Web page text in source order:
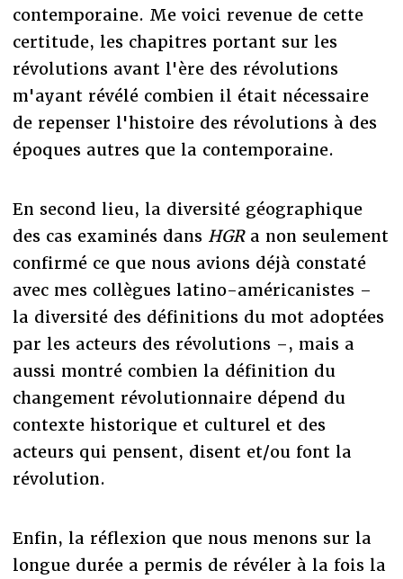
contemporaine. Me voici revenue de cette
certitude, les chapitres portant sur les
révolutions avant l'ère des révolutions
m'ayant révélé combien il était nécessaire
de repenser l'histoire des révolutions à des
époques autres que la contemporaine.
En second lieu, la diversité géographique
des cas examinés dans HGRa non seulement
confirmé ce que nous avions déjà constaté
avec mes collègues latino-américanistes –
la diversité des définitions du mot adoptées
par les acteurs des révolutions –, mais a
aussi montré combien la définition du
changement révolutionnaire dépend du
contexte historique et culturel et des
acteurs qui pensent, disent et/ou font la
révolution.
Enfin, la réflexion que nous menons sur la
longue durée a permis de révéler à la fois la